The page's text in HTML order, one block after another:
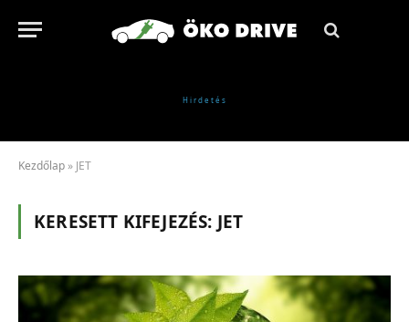
Kezdőlap » JET
KERESETT KIFEJEZÉS: JET